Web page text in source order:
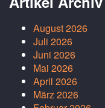
August 2026
Juli 2026
Juni 2026
Mai 2026
April 2026
März 2026